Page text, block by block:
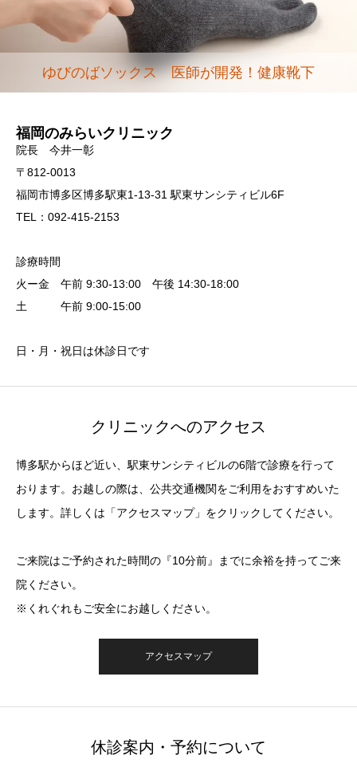
ゆびのばソックス 医師が開発！健康靴下
福岡のみらいクリニック
院長 今井一彰
〒812-0013
福岡市博多区博多駅東1-13-31 駅東サンシティビル6F
TEL：092-415-2153
診療時間
火ー金 午前 9:30-13:00 午後 14:30-18:00
土 午前 9:00-15:00
日・月・祝日は休診日です
クリニックへのアクセス
博多駅からほど近い、駅東サンシティビルの6階で診療を行って
おります。お越しの際は、公共交通機関をご利用をおすすめいた
します。詳しくは「アクセスマップ」をクリックしてください。
ご来院はご予約された時間の『10分前』までに余裕を持ってご来
院ください。
※くれぐれもご安全にお越しください。
アクセスマップ
休診案内・予約について